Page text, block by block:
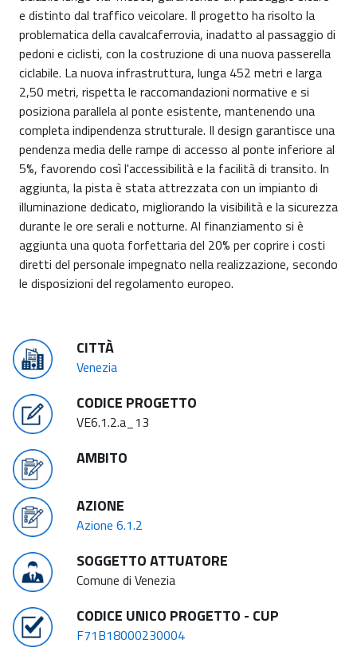
e distinto dal traffico veicolare. Il progetto ha risolto la
problematica della cavalcaferrovia, inadatto al passaggio di
pedoni e ciclisti, con la costruzione di una nuova passerella
ciclabile. La nuova infrastruttura, lunga 452 metri e larga
2,50 metri, rispetta le raccomandazioni normative e si
posiziona parallela al ponte esistente, mantenendo una
completa indipendenza strutturale. Il design garantisce una
pendenza media delle rampe di accesso al ponte inferiore al
5%, favorendo così l'accessibilità e la facilità di transito. In
aggiunta, la pista è stata attrezzata con un impianto di
illuminazione dedicato, migliorando la visibilità e la sicurezza
durante le ore serali e notturne. Al finanziamento si è
aggiunta una quota forfettaria del 20% per coprire i costi
diretti del personale impegnato nella realizzazione, secondo
le disposizioni del regolamento europeo.
CITTÀ
Venezia
CODICE PROGETTO
VE6.1.2.a_13
AMBITO
AZIONE
Azione 6.1.2
SOGGETTO ATTUATORE
Comune di Venezia
CODICE UNICO PROGETTO - CUP
F71B18000230004